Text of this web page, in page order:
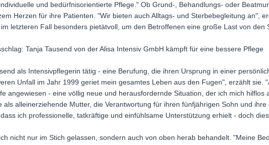
und bedürfnisorientierte Pflege." Ob Grund-, Behandlungs- oder
Herzen für ihre Patienten. "Wir bieten auch Alltags- und Sterbebegleitung an",
letzteren Fall besonders pietätvoll, um den Betroffenen eine große Last von den
Tanja Tausend von der Alisa Intensiv GmbH kämpft für eine bessere Pflege
als Intensivpflegerin tätig - eine Berufung, die ihren Ursprung in einer
Unfall im Jahr 1999 geriet mein gesamtes Leben aus den Fugen", erzählt sie.
angewiesen - eine völlig neue und herausfordernde Situation, der ich mich hilflos
als alleinerziehende Mutter, die Verantwortung für ihren fünfjährigen Sohn und
ich professionelle, tatkräftige und einfühlsame Unterstützung erhielt - doch
nicht nur im Stich gelassen, sondern auch von oben herab behandelt. "Meine